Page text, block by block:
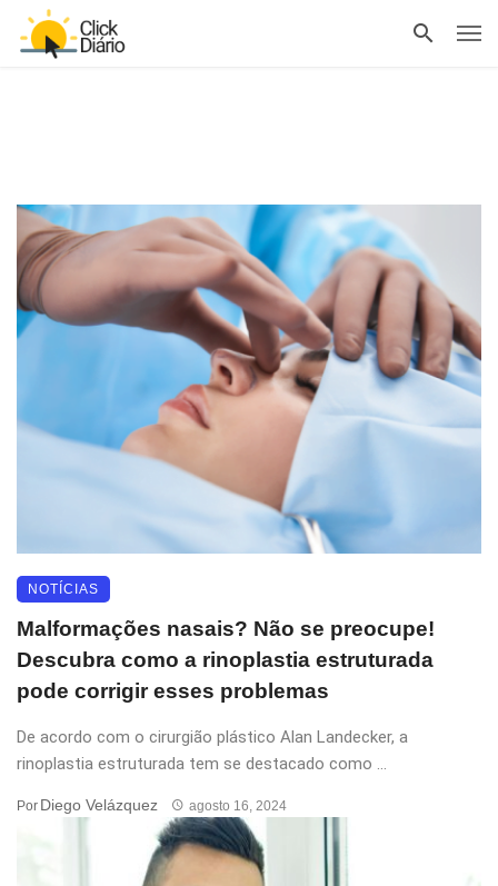
NOTÍCIAS
Malformações nasais? Não se preocupe!
Descubra como a rinoplastia estruturada
pode corrigir esses problemas
De acordo com o cirurgião plástico Alan Landecker, a
rinoplastia estruturada tem se destacado como ...
Por Diego Velázquez agosto 16, 2024